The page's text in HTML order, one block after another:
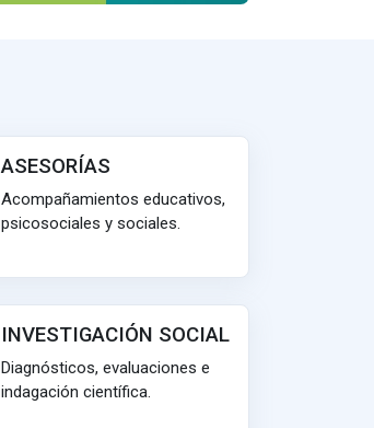
ASESORÍAS
Acompañamientos educativos,
psicosociales y sociales.
INVESTIGACIÓN SOCIAL
Diagnósticos, evaluaciones e
indagación científica.